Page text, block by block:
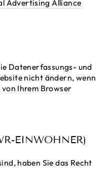
Advertising Alliance
Datenerfassungs- und
nicht ändern, wenn
Ihrem Browser
EINWOHNER)
haben Sie das Recht